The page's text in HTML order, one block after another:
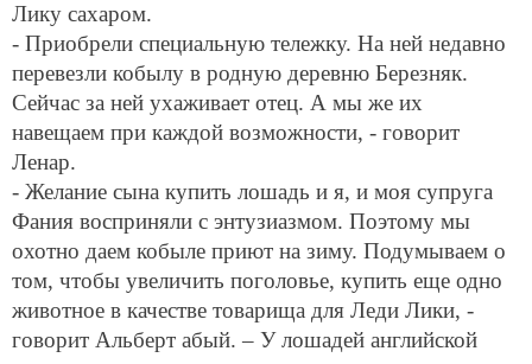
Лику сахаром.
- Приобрели специальную тележку. На ней недавно
перевезли кобылу в родную деревню Березняк.
Сейчас за ней ухаживает отец. А мы же их
навещаем при каждой возможности, - говорит
Ленар.
- Желание сына купить лошадь и я, и моя супруга
Фания восприняли с энтузиазмом. Поэтому мы
охотно даем кобыле приют на зиму. Подумываем о
том, чтобы увеличить поголовье, купить еще одно
животное в качестве товарища для Леди Лики, -
говорит Альберт абый. – У лошадей английской